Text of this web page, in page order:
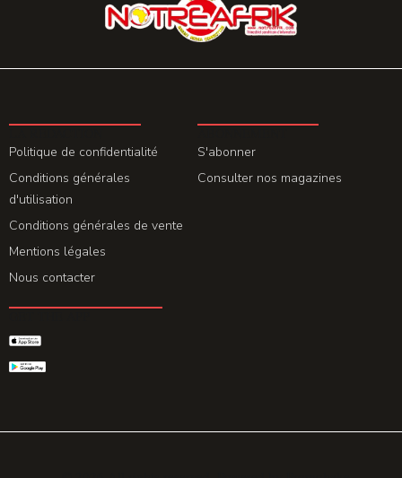
Politique de confidentialité
Conditions générales
d'utilisation
Conditions générales de vente
Mentions légales
Nous contacter
S'abonner
Consulter nos magazines